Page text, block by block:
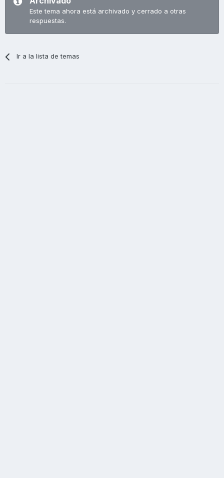
Este tema ahora está archivado y cerrado a otras
respuestas.
Ir a la lista de temas